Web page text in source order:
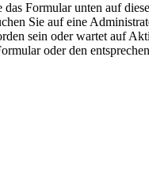
Formular unten auf
Sie auf eine
sein oder wartet auf
oder den